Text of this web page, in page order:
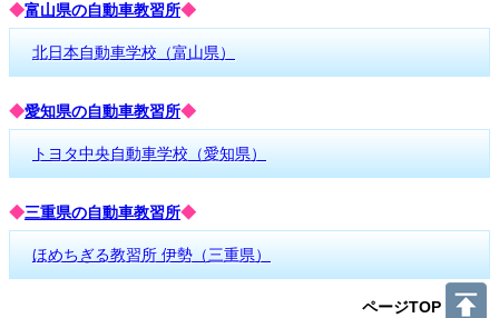
◆富山県の自動車教習所◆
北日本自動車学校（富山県）
◆愛知県の自動車教習所◆
トヨタ中央自動車学校（愛知県）
◆三重県の自動車教習所◆
ほめちぎる教習所 伊勢（三重県）
ページTOP